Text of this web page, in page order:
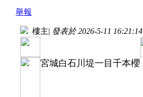
舉報
樓主| 發表於 2026-5-11 16:21:14
宮城白石川堤一目千本櫻